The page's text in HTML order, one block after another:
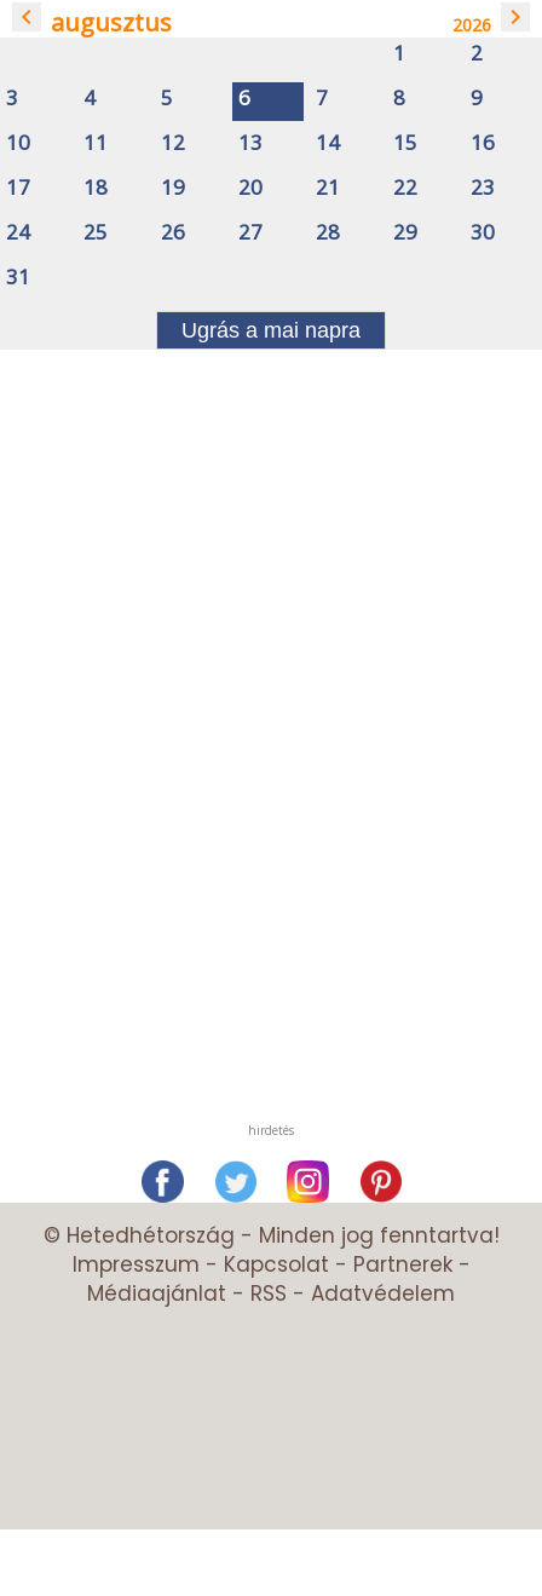
navigate_before augusztus 2026 navigate_next
1
2
3
4 5 6 7 8
9
10
11 12 13 14 15
16
17
18 19 20 21 22
23
24
25 26 27 28 29
30
31
Ugrás a mai napra
hirdetés
© Hetedhétország - Minden jog fenntartva!
Impresszum - Kapcsolat - Partnerek-
Médiaajánlat - RSS - Adatvédelem